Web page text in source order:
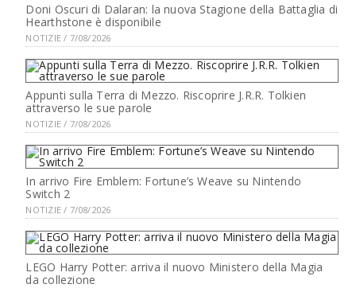
Doni Oscuri di Dalaran: la nuova Stagione della Battaglia di
Hearthstone è disponibile
NOTIZIE / 7/08/2026
Appunti sulla Terra di Mezzo. Riscoprire J.R.R. Tolkien
attraverso le sue parole
NOTIZIE / 7/08/2026
In arrivo Fire Emblem: Fortune’s Weave su Nintendo
Switch 2
NOTIZIE / 7/08/2026
LEGO Harry Potter: arriva il nuovo Ministero della Magia
da collezione